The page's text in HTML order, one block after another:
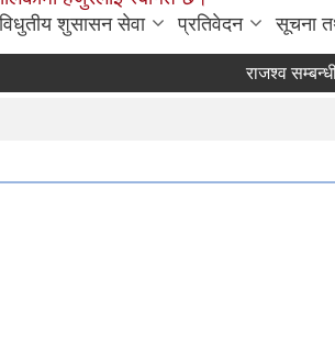
विधुतीय शुसासन सेवा प्रतिवेदन सूचना
राजश्व सम्बन्धी